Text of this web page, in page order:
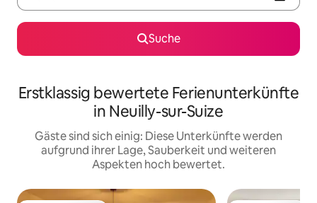
Suche
Erstklassig bewertete Ferienunterkünfte
in Neuilly-sur-Suize
Gäste sind sich einig: Diese Unterkünfte werden
aufgrund ihrer Lage, Sauberkeit und weiteren
Aspekten hoch bewertet.